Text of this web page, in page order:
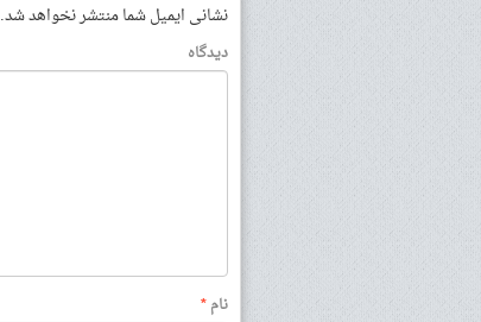
نشانی ایمیل شما منتشر نخواهد شد.
دیدگاه
نام*